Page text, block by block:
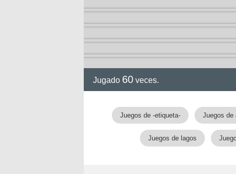
Jugado 60 veces.
Juegos de -etiqueta- Juegos de
Juegos de lagos